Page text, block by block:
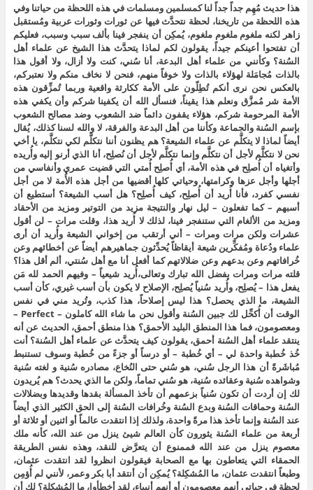
هذا حديث مُهِم جداً جداً لنا كمسلمين ومسلمات في هذه اللحظة من حياتنا وفي
هذه اللحظة من تاريخنا، لحظة نتحدَّث فيها عن ثورات وثورات عربية ومُستقبل
زاهر لكنه ملغوم ملغوم ملغوم، يُمكِن أن ينفجر فينا بألف سبب وسبب، فعليكم
أن تفتحوا أعينكم جيداً، يقولون لكم لماذا يتحدَّث هذا الشيخ عن علماء أهل
السُنة؟ وكأنني من علماء أهل البدعة، أنا سُني، كنت ولا أزال، ولا أقول هذا
بالذات مُجامَلة لهؤلاء بالذات ولا خوفاً منهم، فنحن لا نخاف منكم ولا نعتبركم،
بالعكس نحن نرى أنكم تُطِلّون على الأمة ككارثة واقعية وربما تُمزِّقون هذه
الأمة شر مُمزَّق ونعلم هذا يقيناً، فنسأل الله أن يكفينا شركم وأن يكفي هذه
الأمة المرحومة شركم، هؤلاء يقفون دائماً ضد الشعوب وضد مصالح الشعوب
بإسم السُنة والجماعة وكأننا من أهل البدعة والفرقة، لا والله لسنا كذلك، يُقال
أيضاً لماذا لا يتكلَّم عن علماء الشيعة؟ هم يظنون أننا نتكلَّم لكي نتكلَّم، يا أخي
نحن لا نتكلَّم لأجل أن نتكلَّم وإنما نتكلَّم لأجل أن نُصلِح، أنا الذي أرنو إليه وأُريده
وأتغياه أن أُصلِح في هذه الأمة، أي أُصلِح أُمتي التي قضيت عمري وأنفاسي من
أجلها وأجل عزها وكرامتها، وحياتي كلها أقضيها من أجل هذه الأُمة لا من أجل
نفسي كفرد، فأنا أُريد أن أُصلِح، كيف أُصلِح؟ هل أسب الشيعة؟ أستطيع أن
أسبهم – كما تفعلون – ليل نهار والنتيجة مزيد من التوتير ومزيد من الأحقاد
ومزيد من الألغام التي ستنفجر فينا، لذلك لا أُريد هذا، وقلت مرات – لن أقول
عشرات ولكن مرات ومرات – أني أرتقب من إخواني الشيعة وأُريد أن أرى
علماء ودُعاة ومُفكِّرين شيعة أيقاظاً يُحدِّثون جماهيرهم أيضاً عن أخطائهم وعن
خُرافاتهم وعن بدعهم وعن ضلالاتهم كما أفعل أنا مع أهل سُنتي، ألم أقل هذا؟
قلته مرات ومرات بفضل الله تبارك وتعالى،أُريد شيعياً – وفيهم الحمد لله مَن
يفعل هذا – يُصلِح، وأُريد سُنياً يُصلِح، الإصلاح لا يكون بأن أسب غيري، كأن أسب
الشيعة، ما الذي يحصل؟ هذا ليس إصلاحاً، هذا كذب، وتُريد مني في نفس
الوقت أن أُكحِّل لك جبين السُنة وأقول نحن ما شاء الله كاملون – Perfect –
ومعصومون، فما هذا المنطق البليد الأحمق؟ هذا منطق أحمق، الحديث عن أنه
ينتقد علماء أهل السُنة أحمق، يقولون كيف يتحدَّث عن علماء أهل السُنة؟ أنت
خُذ خُطبة واحدة لي – أي خُطبة – أو درساً أو جزءً من خُطبة وسوف تستنبط
مُباشَرةً أن هذا الرجل سُني، هو سُني حتى النُخاع، مصادره سُنية و لغته سُنية
وشواهده سُنية وعقائده سُنية، هو سُني تماماً، ولكن ما الذي يحدث؟ هم يُريدون
لك إن أردت أن تكون سُنياً بزعمهم أن تأخذ المسألة بقدها وقديدها وبضلالات
السُنة وحماقات السُنة وبدع السُنة وخُرافات السُنة إلى الحق الكثير الذي أيضاً
عند السُنة وإنما تأخذ هذا مرةً واحدة، ولذلك إذا انتقدت عالماً أو اثنين أو ثلاثة أو
أربعة من علماء السُنة يثورون كأن العالم شيئ ينزل من عند الله، كأنه ملك
معصوم ينزل من عند الله فممنوع أن يتعرَّض للنقد، وهذه نفس الطريقة
الحمقاء التي يتعاطون بها مع الصحابة فيقولون انظروا لقد انتقدت عثمان،
وطبعاً انتقدت عثمان، ما المُشكِلة؟ يُمكِن أن أنتقد أبا بكر وعمر، لأنني لم أُؤمِن
لحظة في حياتي أنهم معصومون أو أنهم أنبياء، لقد أخطأوا، ما المُشكِلة؟ لك أن